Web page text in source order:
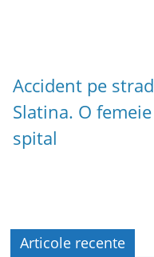
Accident pe
Slatina. O
spital
Articole recente